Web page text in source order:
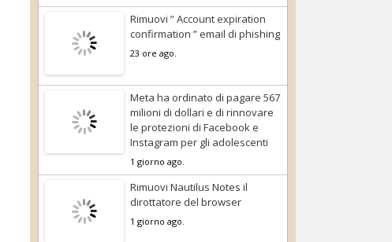
Rimuovi ” Account expiration
confirmation ” email di phishing
23 ore ago.
Meta ha ordinato di pagare 567
milioni di dollari e di rinnovare
le protezioni di Facebook e
Instagram per gli adolescenti
1 giorno ago.
Rimuovi Nautilus Notes il
dirottatore del browser
1 giorno ago.